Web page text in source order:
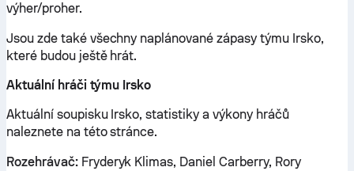
výher/proher.
Jsou zde také všechny naplánované zápasy týmu Irsko,
které budou ještě hrát.
Aktuální hráči týmu Irsko
Aktuální soupisku Irsko, statistiky a výkony hráčů
naleznete na této stránce.
Rozehrávač:Fryderyk Klimas, Daniel Carberry, Rory